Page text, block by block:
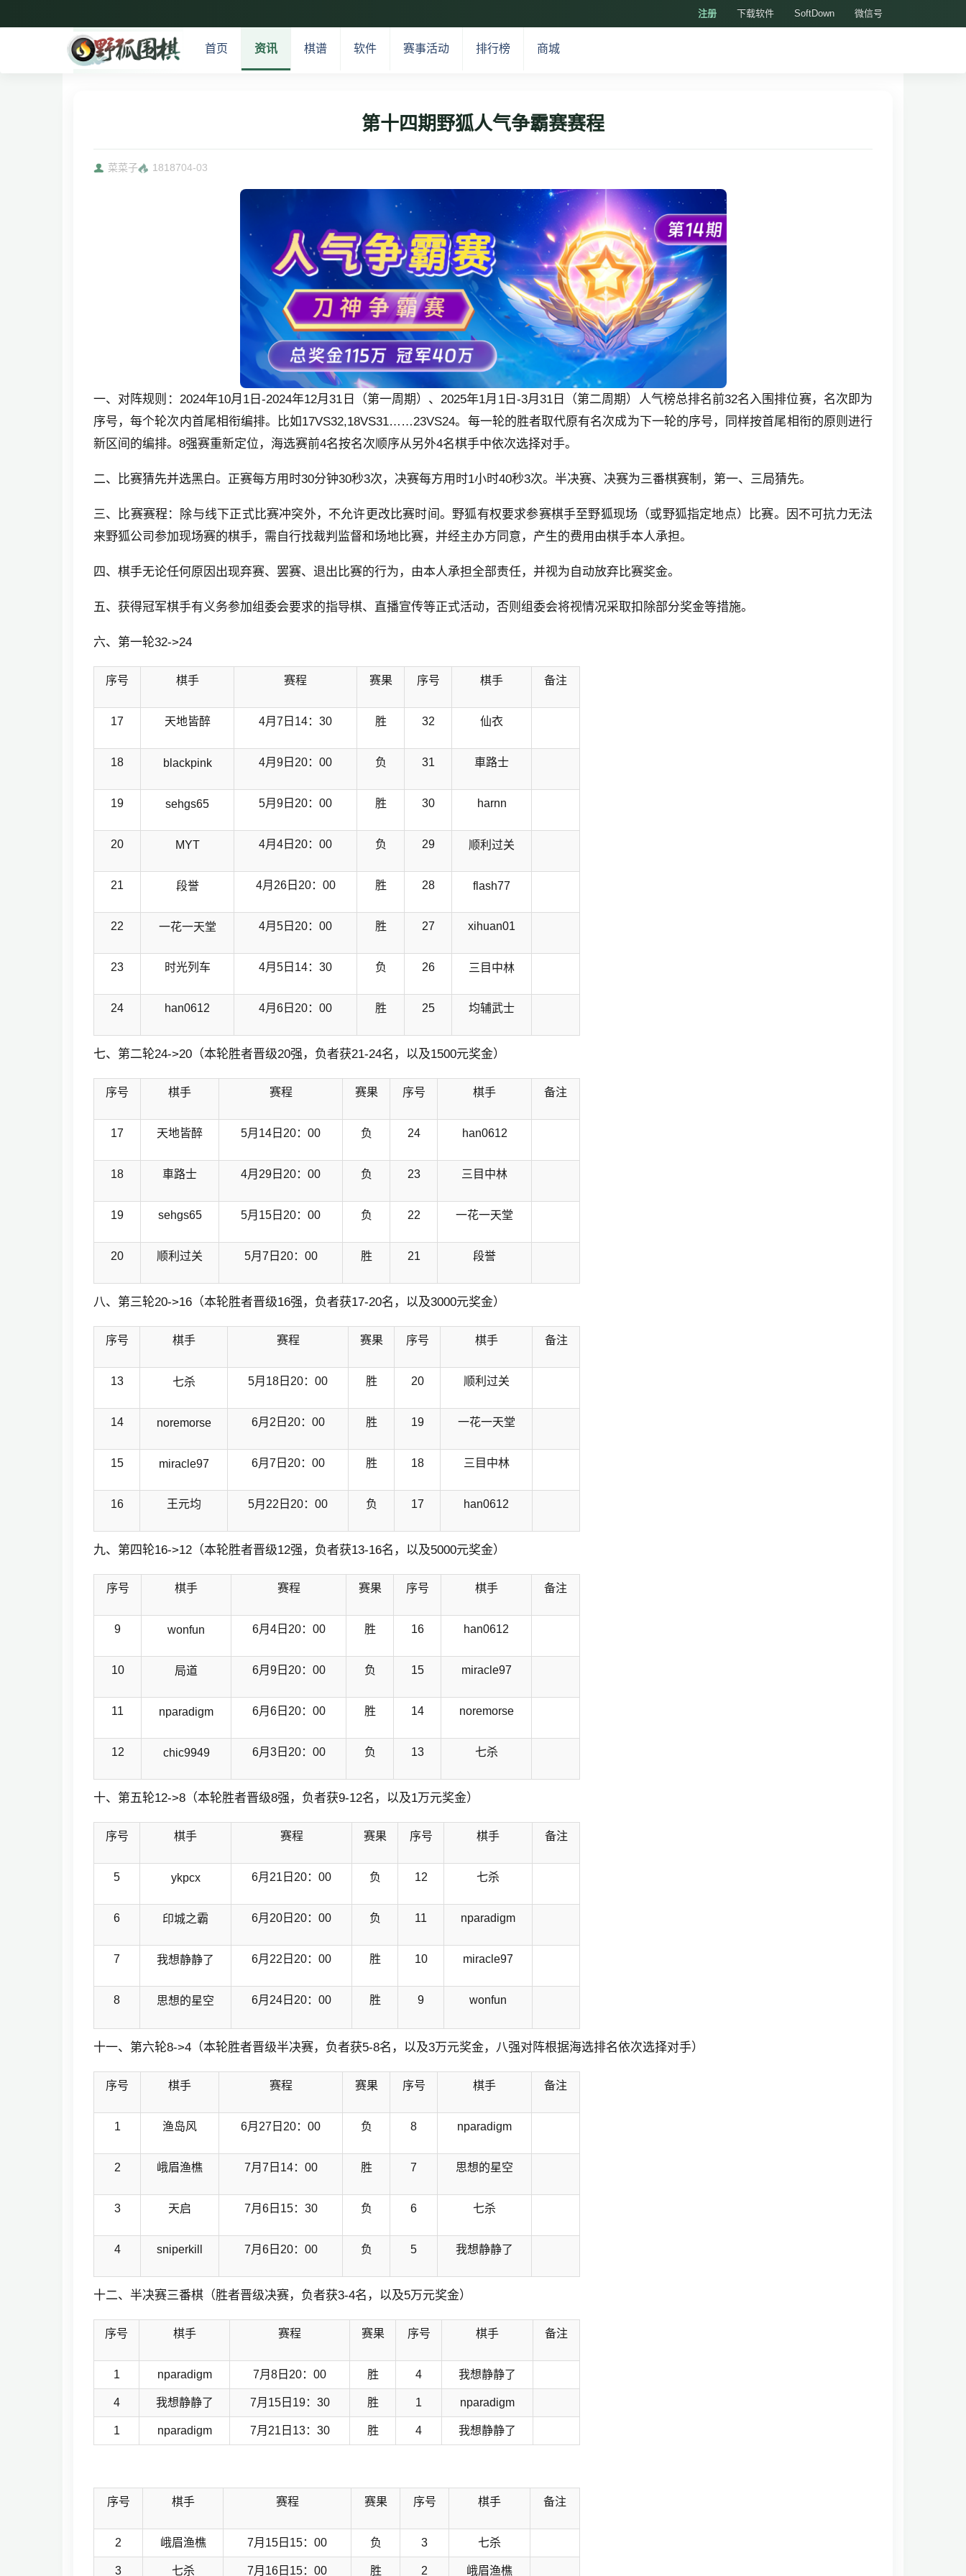
注册 下载软件 SoftDown 微信号
首页 资讯 棋谱 软件 赛事活动 排行榜 商城
第十四期野狐人气争霸赛赛程
菜菜子 1818704-03
一、对阵规则：2024年10月1日-2024年12月31日（第一周期）、2025年1月1日-3月31日（第二周期）人气榜总排名前32名入围排位赛，名次即为
序号，每个轮次内首尾相衔编排。比如17VS32,18VS31……23VS24。每一轮的胜者取代原有名次成为下一轮的序号，同样按首尾相衔的原则进行
新区间的编排。8强赛重新定位，海选赛前4名按名次顺序从另外4名棋手中依次选择对手。
二、比赛猜先并选黑白。正赛每方用时30分钟30秒3次，决赛每方用时1小时40秒3次。半决赛、决赛为三番棋赛制，第一、三局猜先。
三、比赛赛程：除与线下正式比赛冲突外，不允许更改比赛时间。野狐有权要求参赛棋手至野狐现场（或野狐指定地点）比赛。因不可抗力无法
来野狐公司参加现场赛的棋手，需自行找裁判监督和场地比赛，并经主办方同意，产生的费用由棋手本人承担。
四、 棋手无论任何原因出现弃赛、罢赛、退出比赛的行为，由本人承担全部责任，并视为自动放弃比赛奖金。
五、获得冠军棋手有义务参加组委会要求的指导棋、直播宣传等正式活动，否则组委会将视情况采取扣除部分奖金等措施。
六、第一轮32->24
序号 棋手 赛程 赛果 序号 棋手 备注
17 天地皆醉 4月7日14：30 胜 32 仙衣
18 blackpink 4月9日20：00 负 31 車路士
19 sehgs65 5月9日20：00 胜 30 harnn
20 MYT 4月4日20：00 负 29 顺利过关
21 段誉 4月26日20：00 胜 28 flash77
22 一花一天堂 4月5日20：00 胜 27 xihuan01
23 时光列车 4月5日14：30 负 26 三目中林
24 han0612 4月6日20：00 胜 25 均辅武士
七、第二轮24->20（本轮胜者晋级20强，负者获21-24名，以及1500元奖金）
序号 棋手 赛程 赛果 序号 棋手 备注
17 天地皆醉 5月14日20：00 负 24 han0612
18 車路士 4月29日20：00 负 23 三目中林
19 sehgs65 5月15日20：00 负 22 一花一天堂
20 顺利过关 5月7日20：00 胜 21 段誉
八、第三轮20->16（本轮胜者晋级16强，负者获17-20名，以及3000元奖金）
序号 棋手 赛程 赛果 序号 棋手 备注
13 七杀 5月18日20：00 胜 20 顺利过关
14 noremorse 6月2日20：00 胜 19 一花一天堂
15 miracle97 6月7日20：00 胜 18 三目中林
16 王元均 5月22日20：00 负 17 han0612
九、第四轮16->12（本轮胜者晋级12强，负者获13-16名，以及5000元奖金）
序号 棋手 赛程 赛果 序号 棋手 备注
9 wonfun 6月4日20：00 胜 16 han0612
10 局道 6月9日20：00 负 15 miracle97
11 nparadigm 6月6日20：00 胜 14 noremorse
12 chic9949 6月3日20：00 负 13 七杀
十、第五轮12->8（本轮胜者晋级8强，负者获9-12名，以及1万元奖金）
序号 棋手 赛程 赛果 序号 棋手 备注
5 ykpcx 6月21日20：00 负 12 七杀
6 印城之霸 6月20日20：00 负 11 nparadigm
7 我想静静了 6月22日20：00 胜 10 miracle97
8 思想的星空 6月24日20：00 胜 9 wonfun
十一、第六轮8->4（本轮胜者晋级半决赛，负者获5-8名，以及3万元奖金，八强对阵根据海选排名依次选择对手）
序号 棋手 赛程 赛果 序号 棋手 备注
1 渔岛风 6月27日20：00 负 8 nparadigm
2 峨眉渔樵 7月7日14：00 胜 7 思想的星空
3 天启 7月6日15：30 负 6 七杀
4 sniperkill 7月6日20：00 负 5 我想静静了
十二、半决赛三番棋（胜者晋级决赛，负者获3-4名，以及5万元奖金）
序号 棋手 赛程 赛果 序号 棋手 备注
1 nparadigm 7月8日20：00 胜 4 我想静静了
4 我想静静了 7月15日19：30 胜 1 nparadigm
1 nparadigm 7月21日13：30 胜 4 我想静静了
序号 棋手 赛程 赛果 序号 棋手 备注
2 峨眉渔樵 7月15日15：00 负 3 七杀
3 七杀 7月16日15：00 胜 2 峨眉渔樵